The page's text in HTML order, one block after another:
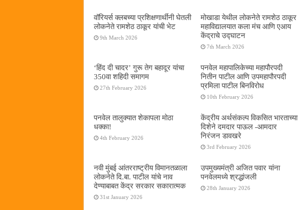
वॉरियर्स क्लबच्या प्रशिक्षणार्थींनी घेतली
लोकनेते रामशेठ ठाकूर यांची भेट
9th March 2026
मोखाडा येथील लोकनेते रामशेठ ठाकूर
महाविद्यालयात कला मंच आणि एआय
केंद्राचे उद्घाटन
7th March 2026
‘हिंद दी चादर’ गुरू तेग बहादूर यांचा
350वा शहिदी समागम
27th February 2026
पनवेल महापालिकेच्या महापौरपदी
नितीन पाटील आणि उपमहापौरपदी
प्रमिला पाटील बिनविरोध
10th February 2026
पनवेल तालुक्यात शेकापला मोठा
धक्का!
4th February 2026
केंद्रीय अर्थसंकल्प विकसित भारताच्या
दिशेने दमदार पाऊल -आमदार
निरंजन डावखरे
3rd February 2026
नवी मुंबई आंतरराष्ट्रीय विमानतळाला
लोकनेते दि.बा. पाटील यांचे नाव
देण्याबाबत केंद्र सरकार सकारात्मक
31st January 2026
उपमुख्यमंत्री अजित पवार यांना
पनवेलमध्ये श्रद्धांजली
28th January 2026